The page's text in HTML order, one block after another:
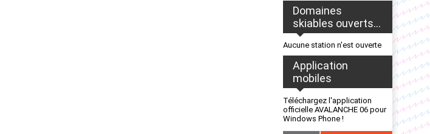
Domaines
skiables ouverts...
Aucune station n'est ouverte
Application
mobiles
Téléchargez l'application
officielle AVALANCHE 06 pour
Windows Phone !